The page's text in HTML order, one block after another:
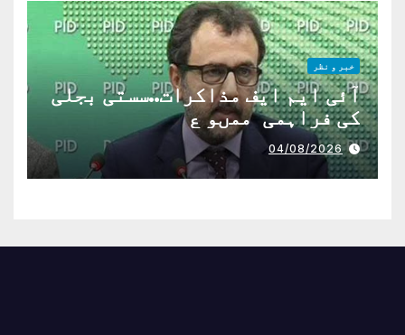
خبر و نظر
آئی ایم ایف مذاکرات..سستی بجلی
کی فراہمی ممںو ع
04/08/2026